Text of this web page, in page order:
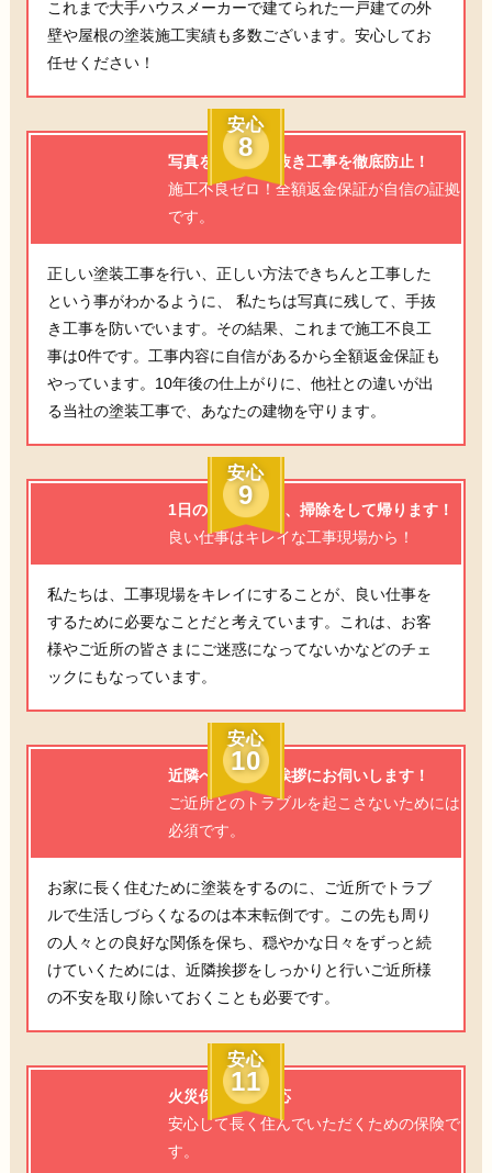
これまで大手ハウスメーカーで建てられた一戸建ての外
壁や屋根の塗装施工実績も多数ございます。安心してお
任せください！
安心
8
写真を残して手抜き工事を徹底防止！
施工不良ゼロ！全額返金保証が自信の証拠
です。
正しい塗装工事を行い、正しい方法できちんと工事した
という事がわかるように、 私たちは写真に残して、手抜
き工事を防いでいます。その結果、これまで施工不良工
事は0件です。工事内容に自信があるから全額返金保証も
やっています。10年後の仕上がりに、他社との違いが出
る当社の塗装工事で、あなたの建物を守ります。
安心
9
1日の工事終了後、掃除をして帰ります！
良い仕事はキレイな工事現場から！
私たちは、工事現場をキレイにすることが、良い仕事を
するために必要なことだと考えています。これは、お客
様やご近所の皆さまにご迷惑になってないかなどのチェ
ックにもなっています。
安心
10
近隣へ工事のご挨拶にお伺いします！
ご近所とのトラブルを起こさないためには
必須です。
お家に長く住むために塗装をするのに、ご近所でトラブ
ルで生活しづらくなるのは本末転倒です。この先も周り
の人々との良好な関係を保ち、穏やかな日々をずっと続
けていくためには、近隣挨拶をしっかりと行いご近所様
の不安を取り除いておくことも必要です。
安心
11
火災保険にも対応
安心して長く住んでいただくための保険で
す。